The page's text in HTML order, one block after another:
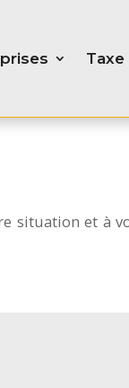
Taxe
situation et à